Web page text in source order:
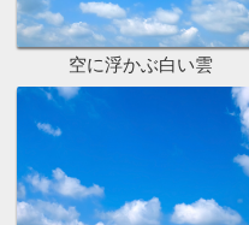
空に浮かぶ白い雲